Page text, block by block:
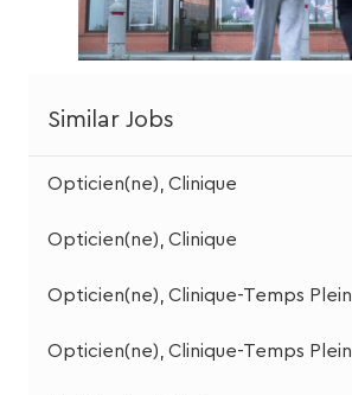
Similar Jobs
Opticien(ne), Clinique
Opticien(ne), Clinique
Opticien(ne), Clinique-Temps Plein
Opticien(ne), Clinique-Temps Plein